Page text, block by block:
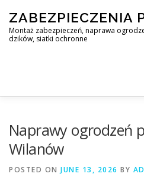
content
ZABEZPIECZENIA
Montaż zabezpieczeń, naprawa
dzików, siatki ochronne
Naprawy ogrodzeń
Wilanów
POSTED ON JUNE 13, 2026 BY